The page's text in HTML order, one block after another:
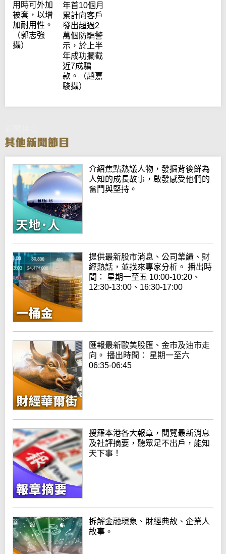
用時可外加
被套，以增
加耐用性。
（郭志強
攝）
年首10個月
累計向客戶
發出超過2
萬個防騙警
示，於上半
年成功攔截
近7成騙
款。（趙嘉
駿攝）
介紹焦點熱議人物，發掘背後鮮為
人知的成長故事，啟發感受他們的
奮鬥與堅持。
提供最新股市消息、公司業績、財
經熱話，並找來專家分析。 播出時
間： 星期一至五 10:00-10:20、
12:30-13:00、16:30-17:00
匯報最新歐美股匯、金市及油市走
向。 播出時間： 星期一至六
06:35-06:45
搜羅本港各大報章，閱覽最新消息
及社評摘要，聽眾足不出戶，能知
天下事！
拆解金融現象、財經典故、企業人
故事。